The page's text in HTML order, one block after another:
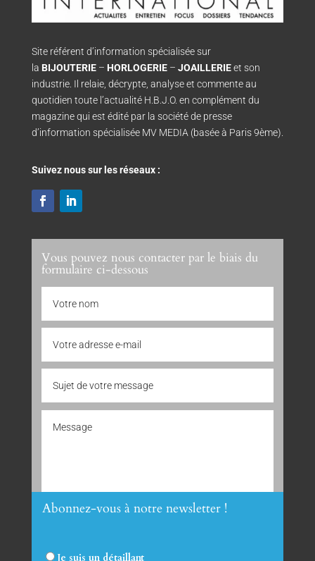
Site référent d’information spécialisée sur
la BIJOUTERIE– HORLOGERIE– JOAILLERIEet son
industrie. Il relaie, décrypte, analyse et commente au
quotidien toute l’actualité H.B.J.O. en complément du
magazine qui est édité par la société de presse
d’information spécialisée MV MEDIA (basée à Paris 9ème).
Suivez nous sur les réseaux :
Vous pouvez nous contacter par le biais du
formulaire ci-dessous
Abonnez-vous à notre newsletter !
Je suis un détaillant